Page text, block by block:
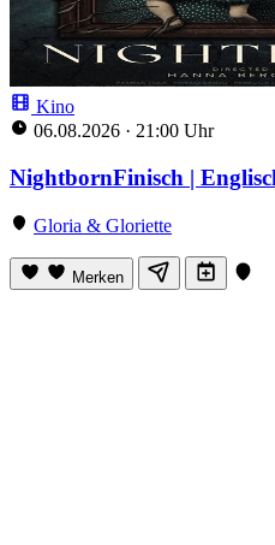
Kino
06.08.2026 · 21:00 Uhr
NightbornFinisch |
Gloria & Gloriette
Merken